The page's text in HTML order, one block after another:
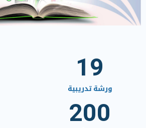
19
ورشة تدريبية
200